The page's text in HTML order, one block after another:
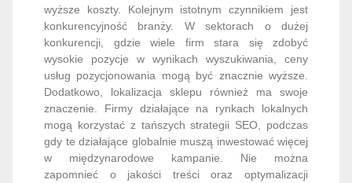
wyższe koszty. Kolejnym istotnym czynnikiem jest
konkurencyjność branży. W sektorach o dużej
konkurencji, gdzie wiele firm stara się zdobyć
wysokie pozycje w wynikach wyszukiwania, ceny
usług pozycjonowania mogą być znacznie wyższe.
Dodatkowo, lokalizacja sklepu również ma swoje
znaczenie. Firmy działające na rynkach lokalnych
mogą korzystać z tańszych strategii SEO, podczas
gdy te działające globalnie muszą inwestować więcej
w międzynarodowe kampanie. Nie można
zapomnieć o jakości treści oraz optymalizacji